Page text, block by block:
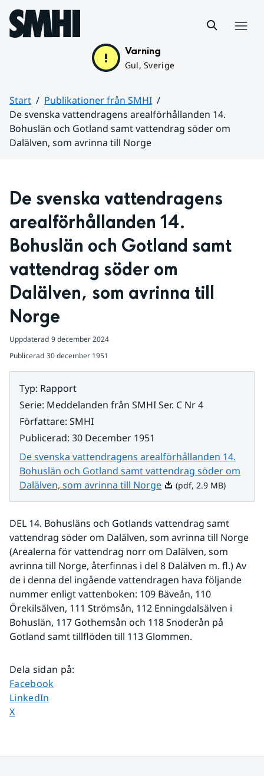
Hoppa till sidans innehåll
Varning
Gul, Sverige
Start
Publikationer från SMHI
De svenska vattendragens arealförhållanden 14.
Bohuslän och Gotland samt vattendrag söder om
Dalälven, som avrinna till Norge
De svenska vattendragens
arealförhållanden 14.
Bohuslän och Gotland samt
vattendrag söder om
Dalälven, som avrinna till
Norge
Uppdaterad 9 december 2024
Publicerad 30 december 1951
Typ: Rapport
Serie: Meddelanden från SMHI Ser. C Nr 4
Författare: SMHI
Publicerad: 30 December 1951
De svenska vattendragens arealförhållanden 14.
Bohuslän och Gotland samt vattendrag söder om
Dalälven, som avrinna till NorgePdf, 2.9 MB.
(pdf, 2.9 MB)
DEL 14. Bohusläns och Gotlands vattendrag samt
vattendrag söder om Dalälven, som avrinna till Norge
(Arealerna för vattendrag norr om Dalälven, som
avrinna till Norge, återfinnas i del 8 Dalälven m. fl.) Av
de i denna del ingående vattendragen hava följande
nummer enligt vattenboken: 109 Bäveån, 110
Örekilsälven, 111 Strömsån, 112 Enningdalsälven i
Bohuslän, 117 Gothemsån och 118 Snoderån på
Gotland samt tillflöden till 113 Glommen.
Dela sidan på:
Dela sidan på
Facebook
Dela sidan på
LinkedIn
Dela sidan på
X